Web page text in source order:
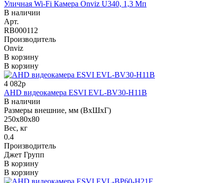
Уличная Wi-Fi Камера Onviz U340, 1,3 Мп
В наличии
Арт.
RB000112
Производитель
Onviz
В корзину
В корзину
4 082р
AHD видеокамера ESVI EVL-BV30-H11B
В наличии
Размеры внешние, мм (ВхШхГ)
250х80х80
Вес, кг
0.4
Производитель
Джет Групп
В корзину
В корзину